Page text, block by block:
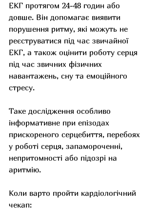
ЕКГ протягом 24-48 годин або
довше. Він допомагає виявити
порушення ритму, які можуть не
реєструватися під час звичайної
ЕКГ, а також оцінити роботу серця
під час звичних фізичних
навантажень, сну та емоційного
стресу.
Таке дослідження особливо
інформативне при епізодах
прискореного серцебиття, перебоях
у роботі серця, запамороченні,
непритомності або підозрі на
аритмію.
Коли варто пройти кардіологічний
чекап: